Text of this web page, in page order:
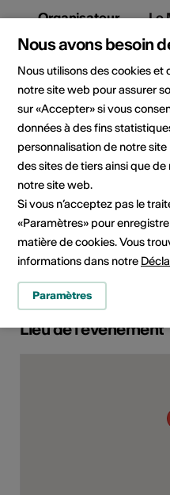
Organisateur
Le
3,
E-
Domaine
Lieu de l'événement
Nous avons besoin
Nous utilisons des cookies et
notre site web pour assurer
sur «Accepter» si vous
données à des fins
personnalisation de notre
des sites de tiers ainsi que
notre site web.
Si vous n’acceptez pas le
«Paramètres» pour
matière de cookies. Vous
informations dans notre
Paramètres